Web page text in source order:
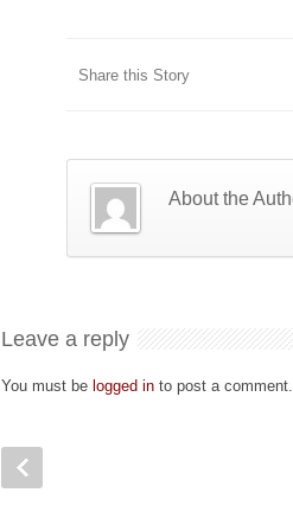
Share this Story
About the
Leave a reply
You must be logged in to post a comment.